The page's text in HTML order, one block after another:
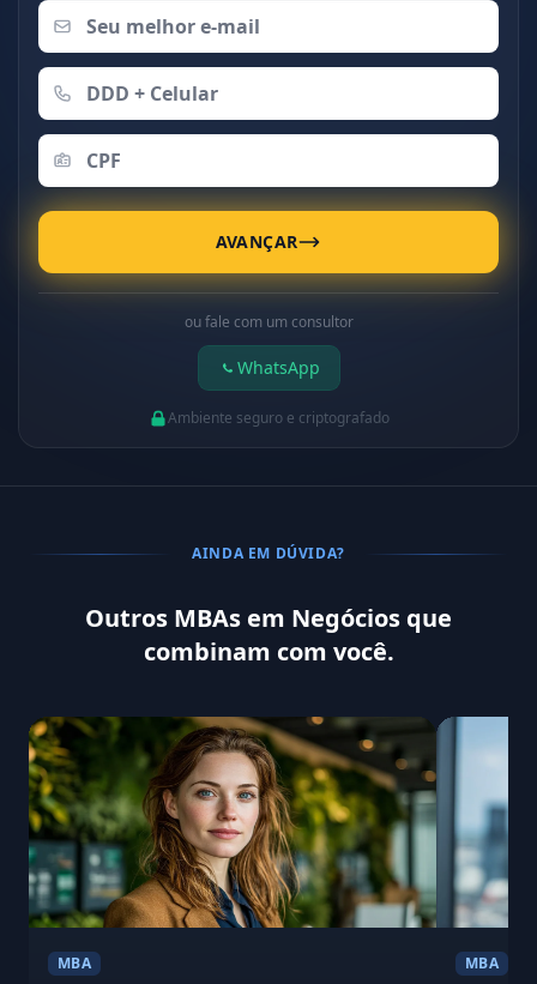
AVANÇAR
ou fale com um consultor
WhatsApp
Ambiente seguro e criptografado
AINDA EM DÚVIDA?
Outros MBAs em Negócios que
combinam com você.
MBA MBA